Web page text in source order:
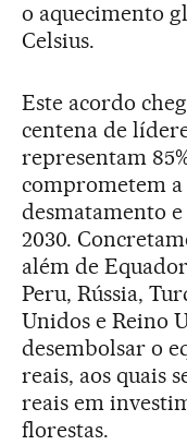
o aquecimento
Celsius.
Este acordo
centena de
representam
comprometem
desmatamento
2030.
além de
Peru, Rússia,
Unidos e Reino
desembolsar o
reais, aos quais
reais em
florestas.